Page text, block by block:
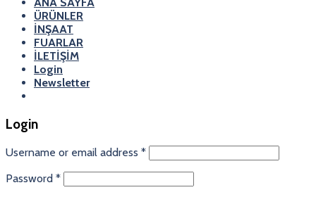
ÜRÜNLER
İNŞAAT
FUARLAR
İLETİŞİM
Login
Newsletter
Login
Username or email address *
Password *